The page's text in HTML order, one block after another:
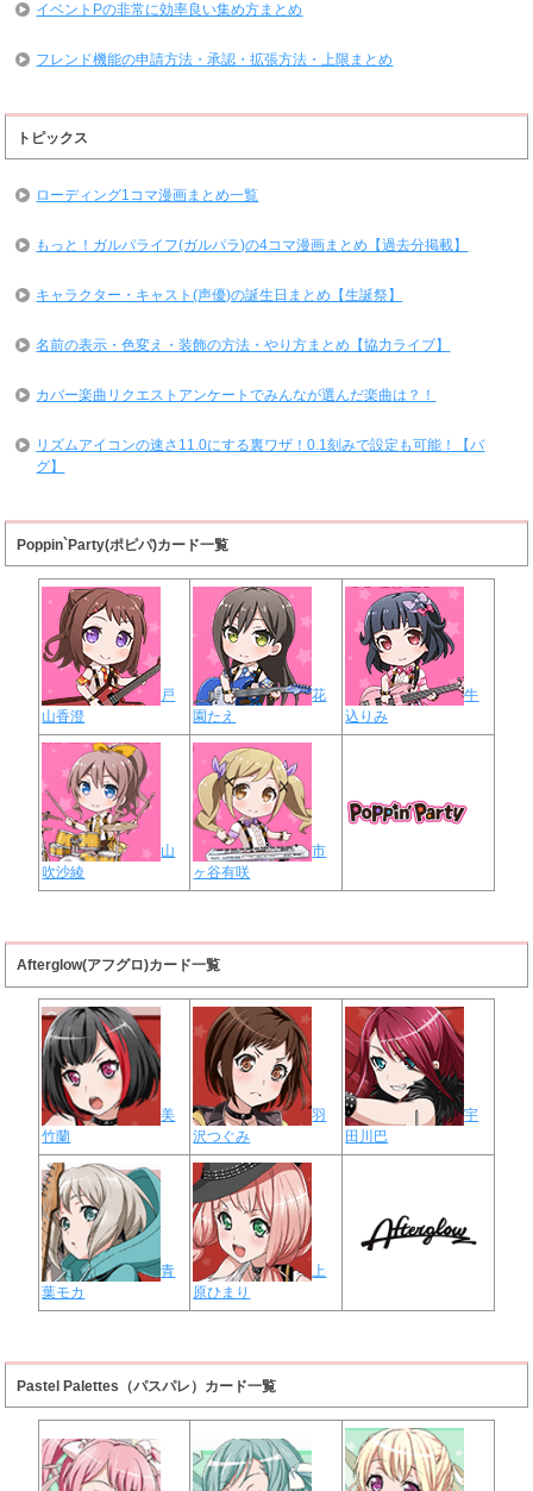
イベントPの非常に効率良い集め方まとめ
フレンド機能の申請方法・承認・拡張方法・上限まとめ
トピックス
ローディング1コマ漫画まとめ一覧
もっと！ガルパライフ(ガルパラ)の4コマ漫画まとめ【過去分掲載】
キャラクター・キャスト(声優)の誕生日まとめ【生誕祭】
名前の表示・色変え・装飾の方法・やり方まとめ【協力ライブ】
カバー楽曲リクエストアンケートでみんなが選んだ楽曲は？！
リズムアイコンの速さ11.0にする裏ワザ！0.1刻みで設定も可能！【バ
グ】
Poppin`Party(ポピパ)カード一覧
戸
山香澄
花
園たえ
牛
込りみ
山
吹沙綾
市
ヶ谷有咲
Afterglow(アフグロ)カード一覧
美
竹蘭
羽
沢つぐみ
宇
田川巴
青
葉モカ
上
原ひまり
Pastel Palettes（パスパレ）カード一覧